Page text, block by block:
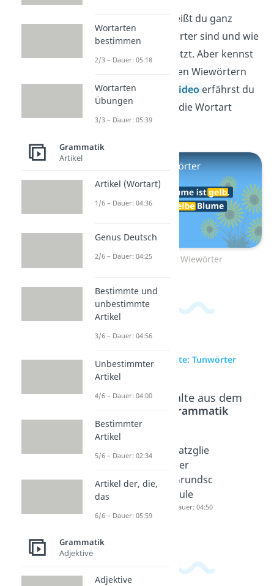
Geschafft! Jetzt weißt du ganz
genau, was Tunwörter sind und wie
du sie richtig einsetzt. Aber kennst
du dich auch bei den Wiewörtern
aus?In unserem Video erfährst du
alles, was du über die Wortart
wissen musst.
Zum Video: Wiewörter
zur Videoseite: Tunwörter
Beliebte Inhalte aus dem
Grammatik
Eigensc
rter
(Adjekti
Dauer: 04:21
Grundfo
Verbs
Satzglie
der
Grundsc
hule
Dauer: 04:50
Wortarten
bestimmen
2/3 – Dauer: 05:18
Wortarten
Übungen
3/3 – Dauer: 05:39
Grammatik
Artikel
Artikel (Wortart)
1/6 – Dauer: 04:36
Genus Deutsch
2/6 – Dauer: 04:25
Bestimmte und
unbestimmte
Artikel
3/6 – Dauer: 04:56
Unbestimmter
Artikel
4/6 – Dauer: 04:00
Bestimmter
Artikel
5/6 – Dauer: 02:34
Artikel der, die,
das
6/6 – Dauer: 05:59
Grammatik
Adjektive
Adjektive